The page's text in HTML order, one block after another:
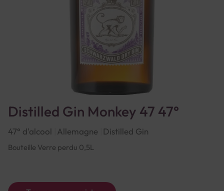
Distilled Gin Monkey 47 47°
47° d'alcool Allemagne Distilled Gin
Bouteille Verre perdu 0,5L